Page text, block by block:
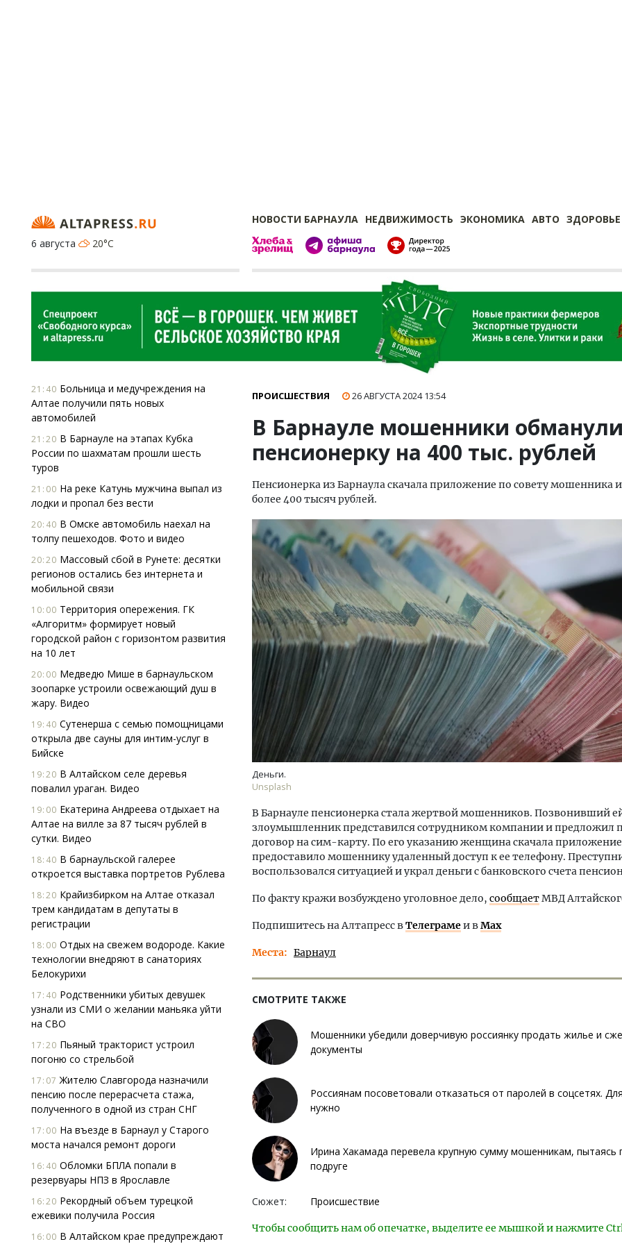
НОВОСТИ БАРНАУЛА НЕДВИЖИМОСТЬ ЭКОНОМИКА АВТО ЗДОРОВЬЕ
6 августа
20°C
21:40 Больница и медучреждения на
Алтае получили пять новых
автомобилей
21:20 В Барнауле на этапах Кубка
России по шахматам прошли шесть
туров
21:00 На реке Катунь мужчина выпал из
лодки и пропал без вести
20:40 В Омске автомобиль наехал на
толпу пешеходов. Фото и видео
20:20 Массовый сбой в Рунете: десятки
регионов остались без интернета и
мобильной связи
10:00 Территория опережения. ГК
«Алгоритм» формирует новый
городской район с горизонтом развития
на 10 лет
20:00 Медведю Мише в барнаульском
зоопарке устроили освежающий душ в
жару. Видео
19:40 Сутенерша с семью помощницами
открыла две сауны для интим-услуг в
Бийске
19:20 В Алтайском селе деревья
повалил ураган. Видео
19:00 Екатерина Андреева отдыхает на
Алтае на вилле за 87 тысяч рублей в
сутки. Видео
18:40 В барнаульской галерее
откроется выставка портретов Рублева
18:20 Крайизбирком на Алтае отказал
трем кандидатам в депутаты в
регистрации
18:00 Отдых на свежем водороде. Какие
технологии внедряют в санаториях
Белокурихи
17:40 Родственники убитых девушек
узнали из СМИ о желании маньяка уйти
на СВО
17:20 Пьяный тракторист устроил
погоню со стрельбой
17:07 Жителю Славгорода назначили
пенсию после перерасчета стажа,
полученного в одной из стран СНГ
17:00 На въезде в Барнаул у Старого
моста начался ремонт дороги
16:40 Обломки БПЛА попали в
резервуары НПЗ в Ярославле
16:20 Рекордный объем турецкой
ежевики получила Россия
16:00 В Алтайском крае предупреждают
ПРОИСШЕСТВИЯ 26 АВГУСТА 202413:54
В Барнауле мошенники обманули
пенсионерку на 400 тыс. рублей
Пенсионерка из Барнаула скачала приложение по совету мошенника
более 400 тысяч рублей.
Деньги.
Unsplash
В Барнауле пенсионерка стала жертвой мошенников. Позвонивший
злоумышленник представился сотрудником компании и предложил
договор на сим-карту. По его указанию женщина скачала
предоставило мошеннику удаленный доступ к ее телефону.
воспользовался ситуацией и украл деньги с банковского счета
По факту кражи возбуждено уголовное дело, сообщаетМВД
Подпишитесь на Алтапресс вТелеграмеи вMax
Места Барнаул
СМОТРИТЕ ТАКЖЕ
Мошенники убедили доверчивую россиянку продать жилье и
документы
Россиянам посоветовали отказаться от паролей в соцсетях.
нужно
Ирина Хакамада перевела крупную сумму мошенникам, пытаясь
подруге
Сюжет: Происшествие
Чтобы сообщить нам об опечатке, выделите ее мышкой и нажмите
Архитектурный код начинается с
земли. Мощение крупноформатными
стандартом благоустройства
Смелость архитектурных
Генеральный директор